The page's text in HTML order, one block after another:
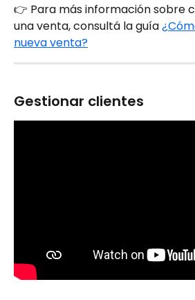
👉 Para más información sobre
una venta, consultá la guía
nueva venta?
Gestionar clientes